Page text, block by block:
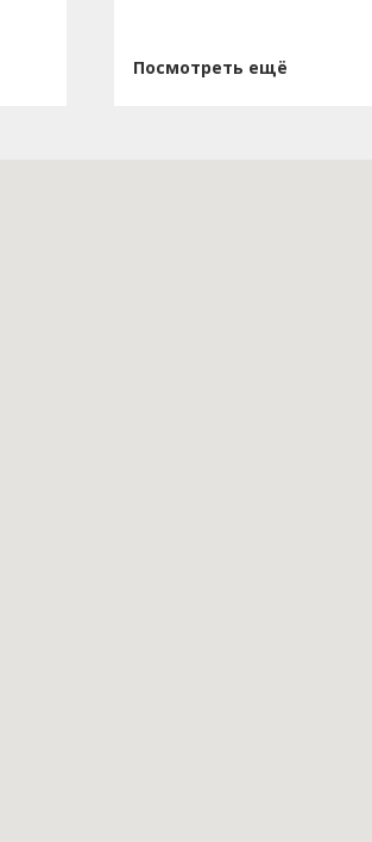
Посмотреть ещё